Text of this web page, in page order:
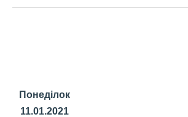
Понеділок
11.01.2021